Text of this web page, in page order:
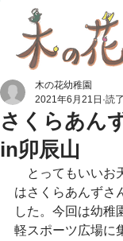
さくらあ
in卯辰山
木の花幼稚園
2021年6月21日 読
とってもいいお
はさくらあんずさ
した。今回は幼稚
軽スポーツ広場に